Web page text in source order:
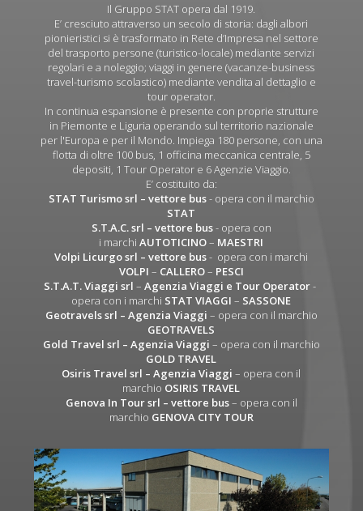
Il Gruppo STAT opera dal 1919.
E’ cresciuto attraverso un secolo di storia: dagli albori
pionieristici si è trasformato in Rete d’Impresa nel settore
del trasporto persone (turistico-locale) mediante servizi
regolari e a noleggio; viaggi in genere (vacanze-business
travel-turismo scolastico) mediante vendita al dettaglio e
tour operator.
In continua espansione è presente con proprie strutture
in Piemonte e Liguria operando sul territorio nazionale
per l'Europa e per il Mondo. Impiega 180 persone, con una
flotta di oltre 100 bus, 1 officina meccanica centrale, 5
depositi, 1 Tour Operator e 6 Agenzie Viaggio.
E’ costituito da:
STAT Turismo srl – vettore bus- opera con il marchio
STAT
S.T.A.C. srl – vettore bus- opera con
i marchiAUTOTICINO– MAESTRI
Volpi Licurgo srl – vettore bus- opera con i marchi
VOLPI – CALLERO– PESCI
S.T.A.T. Viaggi srl –Agenzia Viaggi e Tour Operator-
opera con i marchi STAT VIAGGI – SASSONE
Geotravels srl – Agenzia Viaggi – opera con il marchio
GEOTRAVELS
Gold Travel srl – Agenzia Viaggi – opera con il marchio
GOLD TRAVEL
Osiris Travel srl – Agenzia Viaggi – opera con il
marchio OSIRIS TRAVEL
Genova In Tour srl – vettore bus– opera con il
marchio GENOVA CITY TOUR